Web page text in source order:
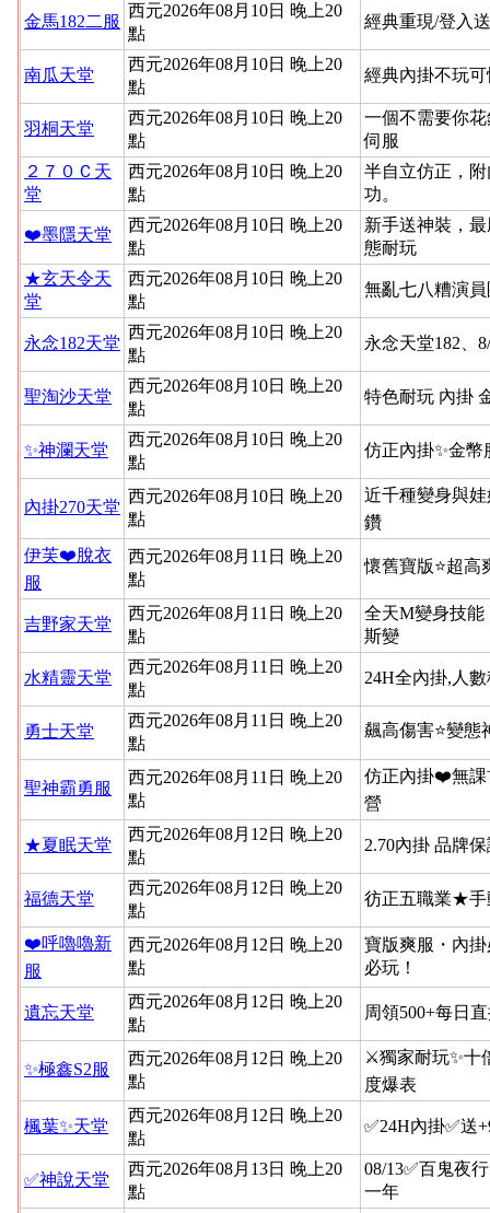
金馬182二服
西元2026年08月10日 晚上20
點
經典重現/登入
南瓜天堂
西元2026年08月10日 晚上20
點
經典內掛不玩
羽桐天堂
西元2026年08月10日 晚上20
點
一個不需要你
伺服
２７０Ｃ天
堂
西元2026年08月10日 晚上20
點
半自立仿正，
功。
❤️墨隱天堂
西元2026年08月10日 晚上20
點
新手送神裝，
態耐玩
★玄天令天
堂
西元2026年08月10日 晚上20
點
無亂七八糟演
永念182天堂
西元2026年08月10日 晚上20
點
永念天堂182、
聖淘沙天堂
西元2026年08月10日 晚上20
點
特色耐玩 內掛
✨神瀾天堂
西元2026年08月10日 晚上20
點
仿正內掛✨金幣
內掛270天堂
西元2026年08月10日 晚上20
點
近千種變身與
鑽
伊芙❤️脫衣
服
西元2026年08月11日 晚上20
點
懷舊寶版⭐超高
吉野家天堂
西元2026年08月11日 晚上20
點
全天M變身技能
斯變
水精靈天堂
西元2026年08月11日 晚上20
點
24H全內掛,人
勇士天堂
西元2026年08月11日 晚上20
點
飆高傷害⭐變態
聖神霸勇服
西元2026年08月11日 晚上20
點
仿正內掛❤️無
營
★夏眠天堂
西元2026年08月12日 晚上20
點
2.70內掛 品牌
福德天堂
西元2026年08月12日 晚上20
點
彷正五職業★手
❤️呼嚕嚕新
服
西元2026年08月12日 晚上20
點
寶版爽服・內
必玩！
遺忘天堂
西元2026年08月12日 晚上20
點
周領500+每日
✨極鑫S2服
西元2026年08月12日 晚上20
點
⚔️獨家耐玩✨
度爆表
楓葉✨天堂
西元2026年08月12日 晚上20
點
✅24H內掛✅送
✅神說天堂
西元2026年08月13日 晚上20
點
08/13✅百鬼夜
一年